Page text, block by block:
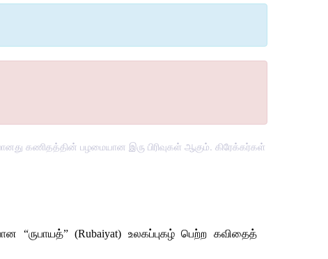
கணிதத்தின் பழமையான இரு பிரிவுகள் ஆகும். கிரேக்கர்கள்
(Rubaiyat) உலகப்புகழ் பெற்ற கவிதைத்